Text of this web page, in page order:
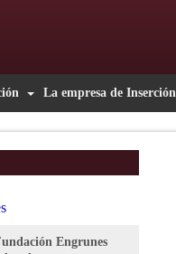
La empresa de Inserción
Engrunes